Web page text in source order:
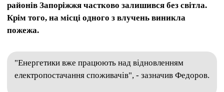
районів Запоріжжя частково залишився без світла.
Крім того, на місці одного з влучень виникла
пожежа.
"Енергетики вже працюють над відновленням
електропостачання споживачів", - зазначив Федоров.